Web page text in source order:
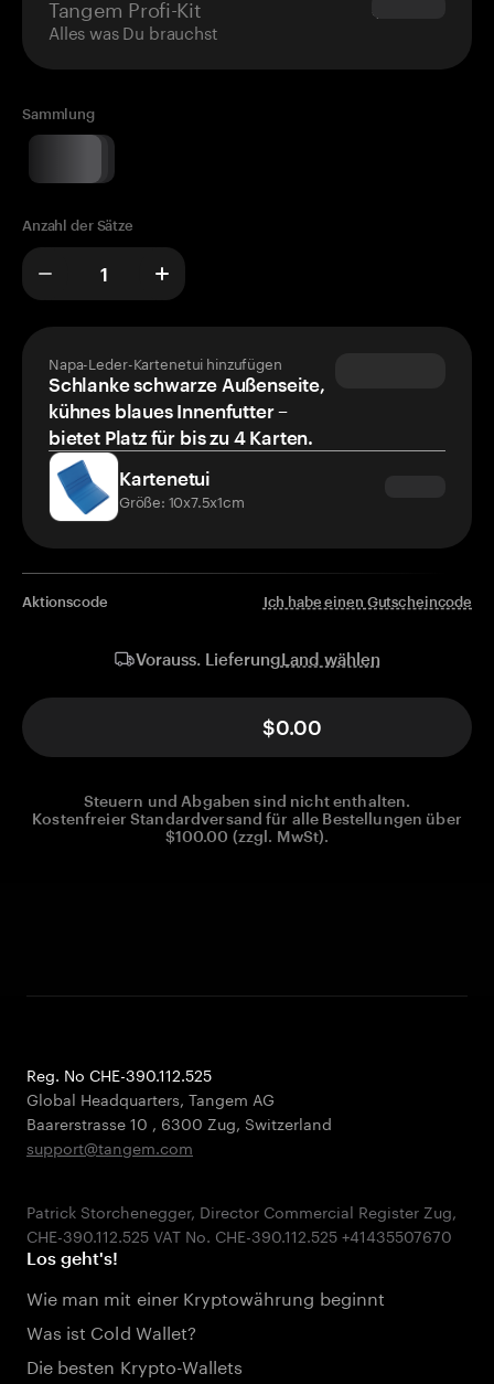
Tangem Profi-Kit
Alles was Du brauchst
$180.00
Sammlung
Anzahl der Sätze
Napa-Leder-Kartenetui hinzufügen
Schlanke schwarze Außenseite,
kühnes blaues Innenfutter –
bietet Platz für bis zu 4 Karten.
Kartenetui
Größe: 10x7.5x1cm
Aktionscode Ich habe einen Gutscheincode
Vorauss. LieferungLand wählen
$0.00
Steuern und Abgaben sind nicht enthalten.
Kostenfreier Standardversand für alle Bestellungen über
$100.00 (zzgl. MwSt).
Reg. No CHE-390.112.525
Global Headquarters, Tangem AG
Baarerstrasse 10 , 6300 Zug, Switzerland
support@tangem.com
Patrick Storchenegger, Director Commercial Register Zug,
Los geht's!
Wie man mit einer Kryptowährung beginnt
Was ist Cold Wallet?
Die besten Krypto-Wallets